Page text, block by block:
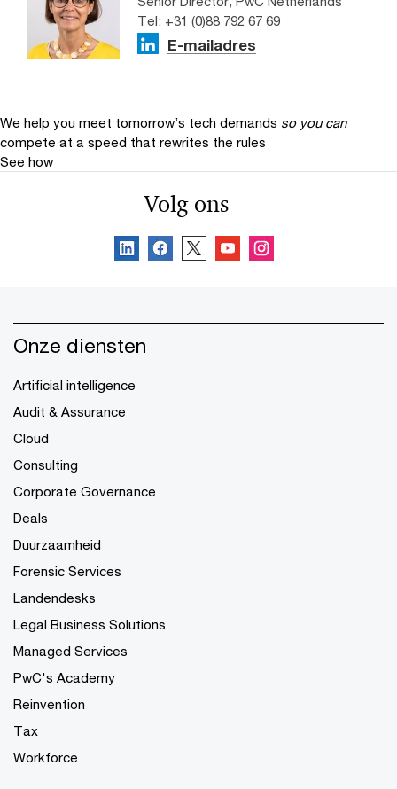
Tel: +31 (0)88 792 67 69
E-mailadres
We help you meet tomorrow’s tech demands so you can
compete at a speed that rewrites the rules
See how
Volg ons
Onze diensten
Artificial intelligence
Audit & Assurance
Cloud
Consulting
Corporate Governance
Deals
Duurzaamheid
Forensic Services
Landendesks
Legal Business Solutions
Managed Services
PwC's Academy
Reinvention
Tax
Workforce